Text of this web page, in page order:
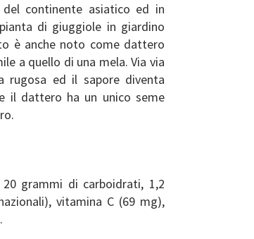
continente asiatico ed in
di giuggiole in giardino
è anche noto come dattero
a quello di una mela. Via via
rugosa ed il sapore diventa
il dattero ha un unico seme
grammi di carboidrati, 1,2
vitamina C (69 mg),